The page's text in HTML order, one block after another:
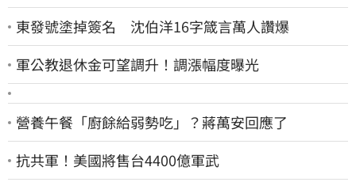
東發號塗掉簽名 沈伯洋16字箴言萬人讚爆
軍公教退休金可望調升！調漲幅度曝光
營養午餐「廚餘給弱勢吃」？蔣萬安回應了
抗共軍！美國將售台4400億軍武